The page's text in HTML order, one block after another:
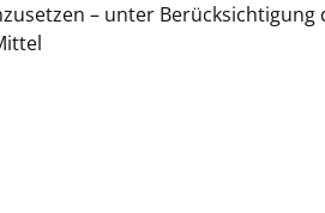
– unter